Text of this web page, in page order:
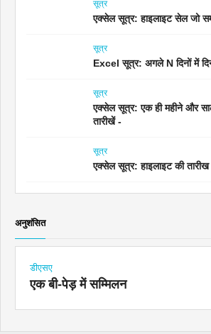
सूत्र
एक्सेल सूत्र: हाइलाइट सेल जो
सूत्र
Excel सूत्र: अगले N दिनों में
सूत्र
एक्सेल सूत्र: एक ही महीने और
तारीखें -
सूत्र
एक्सेल सूत्र: हाइलाइट की
अनुशंसित
डीएसए
एक बी-पेड़ में सम्मिलन